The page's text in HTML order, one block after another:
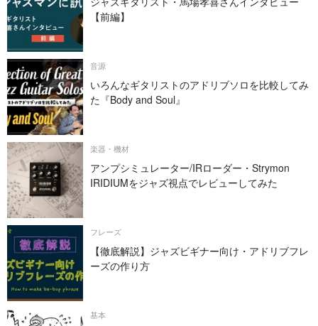
【前編】
音源
いろんなギタリストのアドリブソロを比較してみ
た『Body and Soul』
楽器・機材
アンプシミュレーター/IRローダー・Strymon
IRIDIUMをジャズ視点でレビューしてみた
フレーズ
【徹底解説】ジャズビギナー向け・アドリブフレ
ーズの作り方
基本